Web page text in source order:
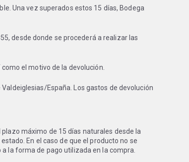
Una vez superados estos 15 días, Bodega
desde donde se procederá a realizar las
el motivo de la devolución.
España. Los gastos de devolución
máximo de 15 días naturales desde la
En el caso de que el producto no se
la forma de pago utilizada en la compra.